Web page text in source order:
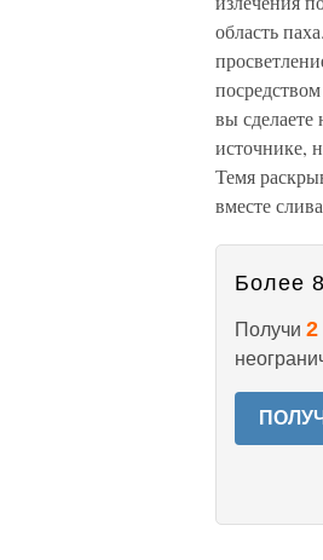
область
вы сделаете
источнике,
Темя
вместе
Более
Получи 2